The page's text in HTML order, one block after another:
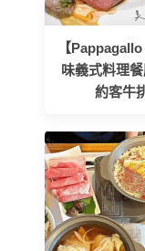
【
味義式料理
約客牛